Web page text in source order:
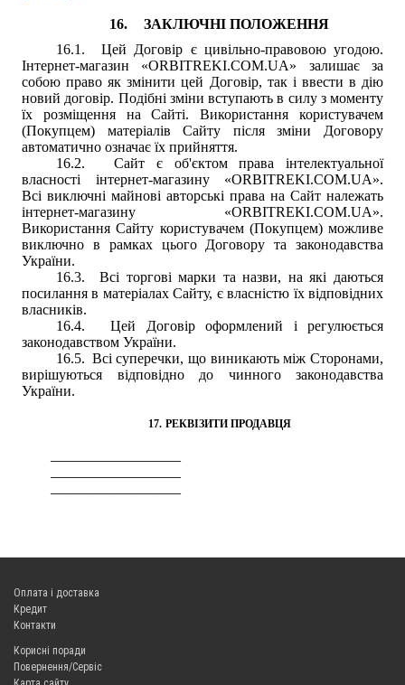
16.
ЗАКЛЮЧНІ ПОЛОЖЕННЯ
16.1.
Цей Договір є цивільно-правовою угодою.
Інтернет-магазин «ORBITREKI.COM.UA» залишає за
собою право як змінити цей Договір, так і ввести в дію
новий договір. Подібні зміни вступають в силу з моменту
їх розміщення на Сайті. Використання користувачем
(Покупцем) матеріалів Сайту після зміни Договору
автоматично означає їх прийняття.
16.2.
Сайт є об'єктом права інтелектуальної
власності інтернет-магазину «ORBITREKI.COM.UA».
Всі виключні майнові авторські права на Сайт належать
інтернет-магазину «ORBITREKI.COM.UA».
Використання Сайту користувачем (Покупцем) можливе
виключно в рамках цього Договору та законодавства
України.
16.3.
Всі торгові марки та назви, на які даються
посилання в матеріалах Сайту, є власністю їх відповідних
власників.
16.4.
Цей Договір оформлений і регулюється
законодавством України.
16.5. Всі суперечки, що виникають між Сторонами,
вирішуються відповідно до чинного законодавства
України.
17. РЕКВІЗИТИПРОДАВЦЯ
Оплата і доставка
Кредит
Контакти
Корисні поради
Повернення/Сервіс